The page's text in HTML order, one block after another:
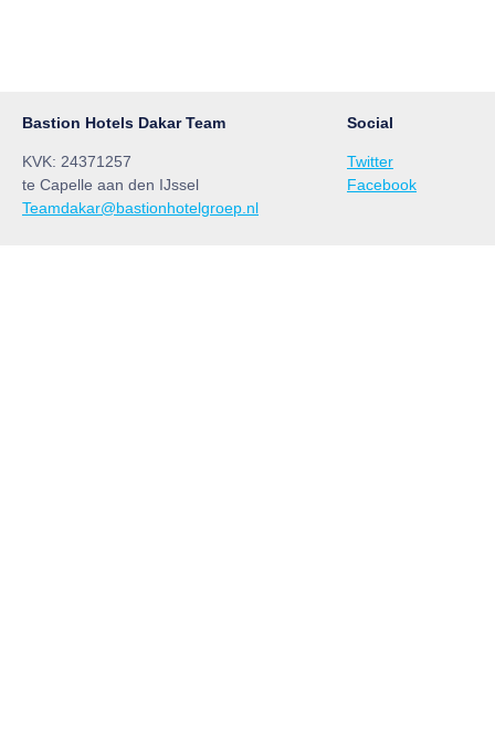
Bastion Hotels Dakar Team
KVK: 24371257
te Capelle aan den IJssel
Teamdakar@bastionhotelgroep.nl
Social
Twitter
Facebook